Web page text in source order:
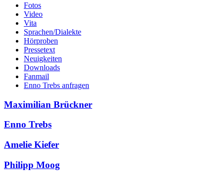
Fotos
Video
Vita
Sprachen/Dialekte
Hörproben
Pressetext
Neuigkeiten
Downloads
Fanmail
Enno Trebs anfragen
Maximilian Brückner
Enno Trebs
Amelie Kiefer
Philipp Moog